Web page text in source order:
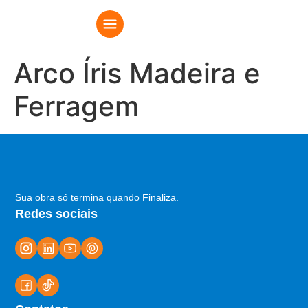
Arco Íris Madeira e
Ferragem
Sua obra só termina quando Finaliza.
Redes sociais